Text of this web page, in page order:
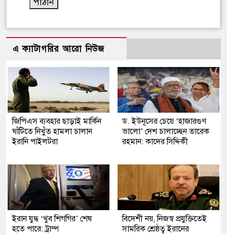
এ ক্যাটাগরির আরো নিউজ
জিপিএস ব্যবহার ছাড়াই মার্কিন
ঘাঁটিতে নিখুঁত হামলা চালান
ইরানি পাইলটরা
ড. ইউনূসের চেয়ে ‘হাজারগুণ
ভালো’ দেশ চালাচ্ছেন তারেক
রহমান: কাদের সিদ্দিকী
ইরান যুদ্ধ ‘খুব শিগগির’ শেষ
হতে পারে: ট্রাম্প
বিদেশী নয়, নিজস্ব প্রযুক্তিতেই
সামরিক শ্রেষ্ঠত্ব ইরানের